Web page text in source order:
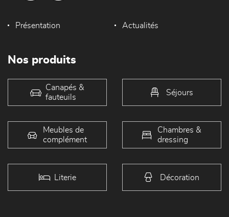
Présentation Actualités
Nos produits
Canapés &
fauteuils
Séjours
Meubles de
complément
Chambres &
dressing
Literie Décoration